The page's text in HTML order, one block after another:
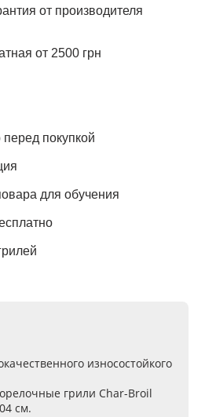
от производителя
от 2500 грн
перед покупкой
для обучения
износостойкого
грили Char-Broil
см.